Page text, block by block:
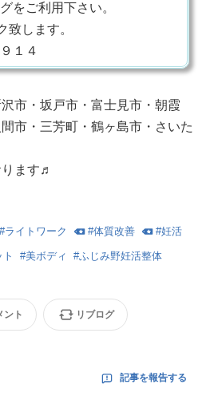
をご利用下さい。
致します。
１４
市・坂戸市・富士見市・朝霞
市・三芳町・鶴ヶ島市・さいた
ます♬
#ライトワーク #体質改善 #妊活
#美ボディ #ふじみ野妊活整体
ント リブログ
記事を報告する